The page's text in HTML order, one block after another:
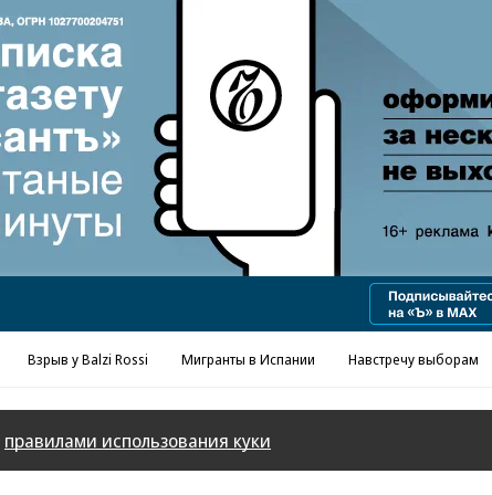
Реклама в «Ъ» www.kommersant.ru/ad
Взрыв у Balzi Rossi Мигранты в Испании Навстречу выборам
правилами использования куки